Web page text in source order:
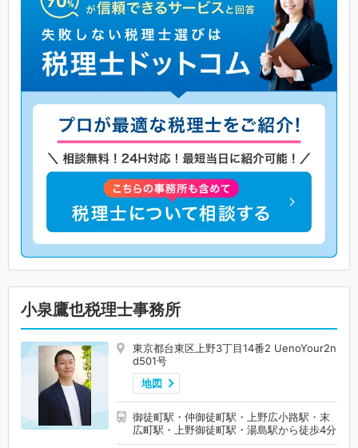
小泉鷹也税理士事務所
東京都台東区上野3丁目14番2 UenoYour2n
d501号
地図
御徒町駅・仲御徒町駅・上野広小路駅・末
広町駅・上野御徒町駅・湯島駅から徒歩4分